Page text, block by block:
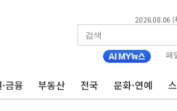
2026.08.06 (
패
금융 부동산 전국 문화·연예
...데이터처, 기업 3만1000곳 경제통계조사
사격…미 해병대, 한반도 지형서 FPV 공격훈